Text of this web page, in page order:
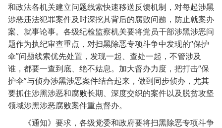
和政法各机关建立问题线索快速移送反馈机制，对每起涉黑
涉恶违法犯罪案件及时深挖其背后的腐败问题，防止就案办
案、就事论事。各级纪检监察机关要将党员干部涉黑涉恶问
题作为执纪审查重点，对扫黑除恶专项斗争中发现的“保护
伞”问题线索优先处置，发现一起、查处一起，不管涉及
谁，都要一查到底、绝不姑息。加大督办力度，把打击“保
护伞”与侦办涉黑涉恶案件结合起来，做到同步侦办，尤其
要抓住涉黑涉恶和腐败长期、深度交织的案件以及脱贫攻坚
领域涉黑涉恶腐败案件重点督办。
《通知》要求，各级党委和政府要将扫黑除恶专项斗争